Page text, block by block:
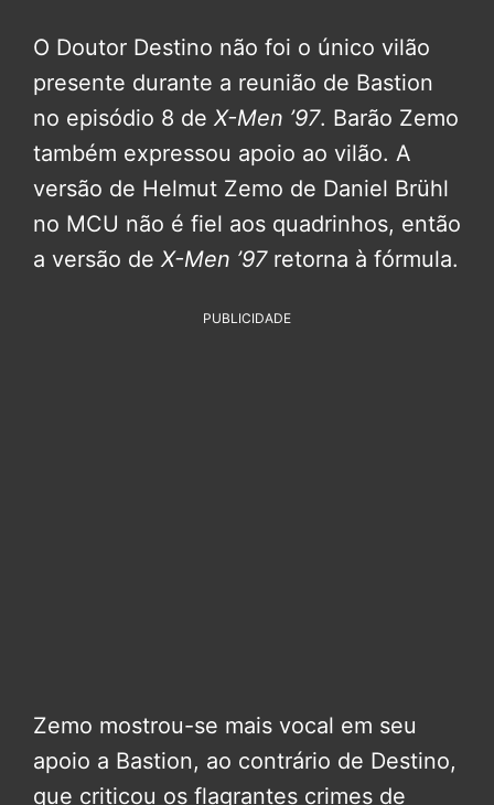
O Doutor Destino não foi o único vilão
presente durante a reunião de Bastion
no episódio 8 de X-Men ’97. Barão Zemo
também expressou apoio ao vilão. A
versão de Helmut Zemo de Daniel Brühl
no MCU não é fiel aos quadrinhos, então
a versão de X-Men ’97retorna à fórmula.
PUBLICIDADE
Zemo mostrou-se mais vocal em seu
apoio a Bastion, ao contrário de Destino,
que criticou os flagrantes crimes de